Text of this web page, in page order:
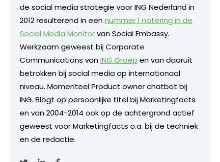
de social media strategie voor ING Nederland in
2012 resulterend in eennummer 1 notering in de
Social Media Monitorvan Social Embassy.
Werkzaam geweest bij Corporate
Communications vanING Groep en van daaruit
betrokken bij social media op internationaal
niveau. Momenteel Product owner chatbot bij
ING. Blogt op persoonlijke titel bij Marketingfacts
en van 2004-2014 ook op de achtergrond actief
geweest voor Marketingfacts o.a. bij de techniek
en de redactie.